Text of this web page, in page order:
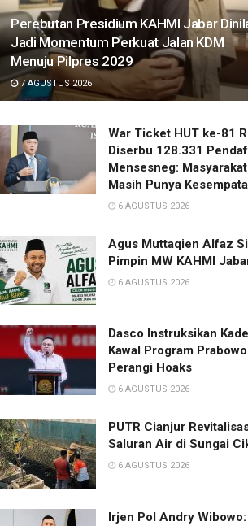
Perebutan Presidium KAHMI Jabar
Jadi Momentum Perkuat Jalan KDM
Menuju Pilpres 2029
7 AGUSTUS 2026
War Ticket HUT ke-81
Diserbu 128.331
Mensesneg: Masyarakat
Masih Punya
6 AGUSTUS 2026
Agus Muttaqien Alfaz
Pimpin MW KAHMI
6 AGUSTUS 2026
Dasco Instruksikan
Kawal Program
Perangi Hoaks
6 AGUSTUS 2026
PUTR Cianjur
Saluran Air di Sungai
6 AGUSTUS 2026
Irjen Pol Andry Wibowo: